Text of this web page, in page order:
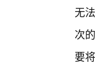
无
次
要